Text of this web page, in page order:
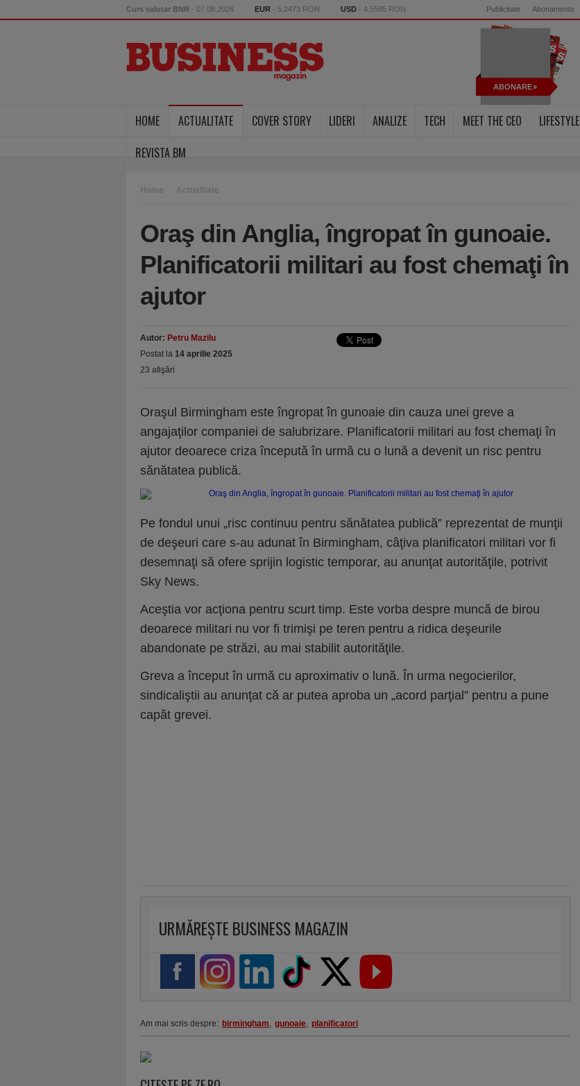
Curs valutar BNR - 07.08.2026 EUR - 5.2473 RON USD - 4.5595 RON Publicitate Abonamente
ABONARE
HOME ACTUALITATE COVER STORY LIDERI ANALIZE TECH MEET THE CEO LIFESTYLE
REVISTA BM
Home Actualitate
Oraş din Anglia, îngropat în gunoaie.
Planificatorii militari au fost chemaţi în
ajutor
Autor: Petru Mazilu
Postat la 14 aprilie 2025
23 afişări
Oraşul Birmingham este îngropat în gunoaie din cauza unei greve a
angajaţilor companiei de salubrizare. Planificatorii militari au fost chemaţi în
ajutor deoarece criza începută în urmă cu o lună a devenit un risc pentru
sănătatea publică.
Pe fondul unui „risc continuu pentru sănătatea publică” reprezentat de munţii
de deşeuri care s-au adunat în Birmingham, câţiva planificatori militari vor fi
desemnaţi să ofere sprijin logistic temporar, au anunţat autorităţile, potrivit
Sky News.
Aceştia vor acţiona pentru scurt timp. Este vorba despre muncă de birou
deoarece militari nu vor fi trimişi pe teren pentru a ridica deşeurile
abandonate pe străzi, au mai stabilit autorităţile.
Greva a început în urmă cu aproximativ o lună. În urma negocierilor,
sindicaliştii au anunţat că ar putea aproba un „acord parţial” pentru a pune
capăt grevei.
URMĂREȘTE BUSINESS MAGAZIN
Am mai scris despre: birmingham, gunoaie, planificatori